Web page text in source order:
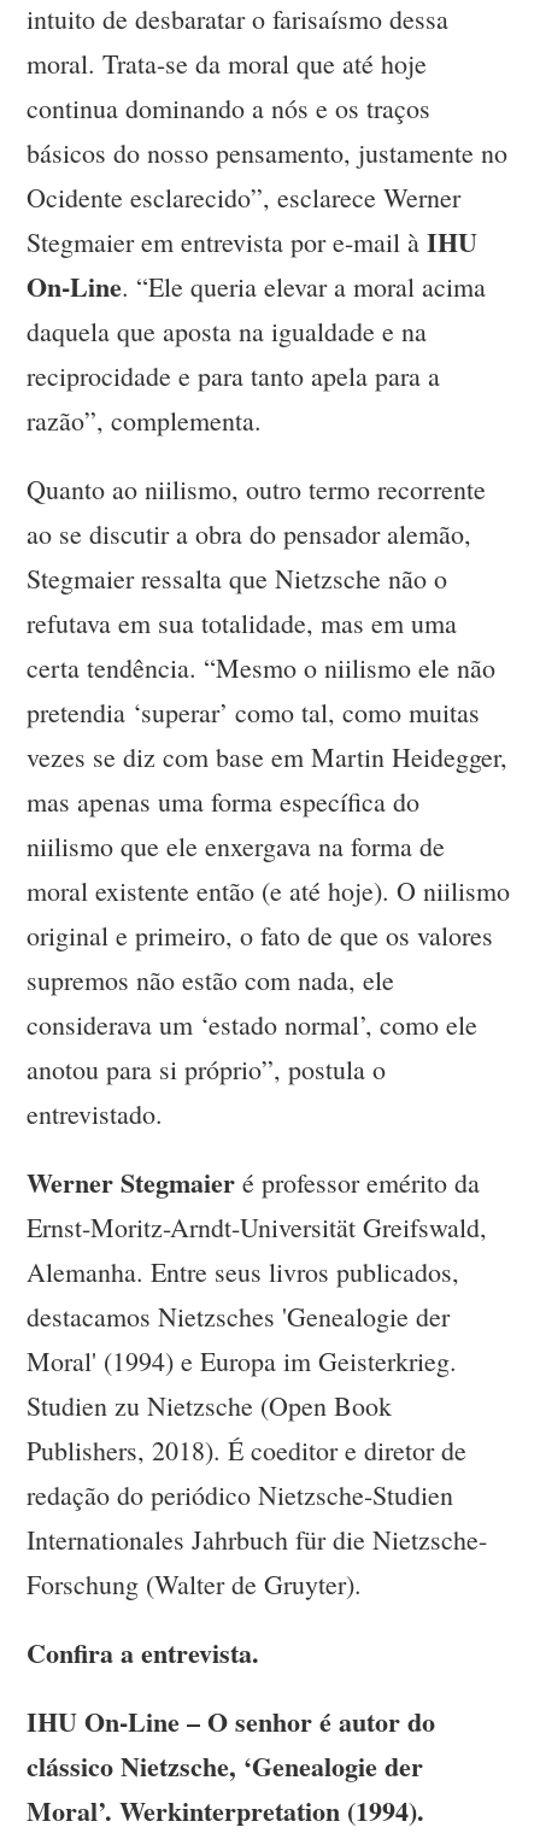
intuito de desbaratar o farisaísmo dessa
moral. Trata-se da moral que até hoje
continua dominando a nós e os traços
básicos do nosso pensamento, justamente no
Ocidente esclarecido”, esclarece Werner
Stegmaier em entrevista por e-mail àIHU
On-Line. “Ele queria elevar a moral acima
daquela que aposta na igualdade e na
reciprocidade e para tanto apela para a
razão”, complementa.
Quanto ao niilismo, outro termo recorrente
ao se discutir a obra do pensador alemão,
Stegmaier ressalta que Nietzsche não o
refutava em sua totalidade, mas em uma
certa tendência. “Mesmo o niilismo ele não
pretendia ‘superar’ como tal, como muitas
vezes se diz com base em Martin Heidegger,
mas apenas uma forma específica do
niilismo que ele enxergava na forma de
moral existente então (e até hoje). O niilismo
original e primeiro, o fato de que os valores
supremos não estão com nada, ele
considerava um ‘estado normal’, como ele
anotou para si próprio”, postula o
entrevistado.
Werner Stegmaier é professor emérito da
Ernst-Moritz-Arndt-Universität Greifswald,
Alemanha. Entre seus livros publicados,
destacamos Nietzsches 'Genealogie der
Moral' (1994) e Europa im Geisterkrieg.
Studien zu Nietzsche (Open Book
Publishers, 2018). É coeditor e diretor de
redação do periódico Nietzsche-Studien
Internationales Jahrbuch für die Nietzsche-
Forschung (Walter de Gruyter).
Confira a entrevista.
IHU On-Line – O senhor é autor do
clássico Nietzsche, ‘Genealogie der
Moral’. Werkinterpretation (1994).